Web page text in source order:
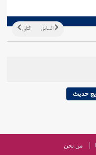
التالي السابق
حديث
من نحن